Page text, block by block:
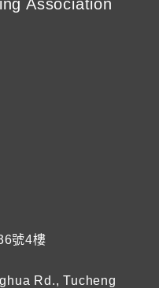
Association
號4樓
Rd., Tucheng